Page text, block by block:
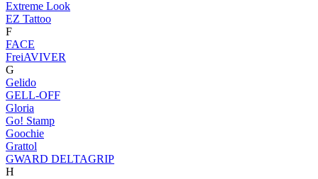
Extreme Look
EZ Tattoo
F
FACE
FreiAVIVER
G
Gelido
GELL-OFF
Gloria
Go! Stamp
Goochie
Grattol
GWARD DELTAGRIP
H